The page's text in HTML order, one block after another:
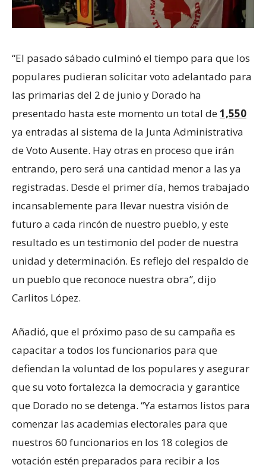
“El pasado sábado culminó el tiempo para que los
populares pudieran solicitar voto adelantado para
las primarias del 2 de junio y Dorado ha
presentado hasta este momento un total de1,550
ya entradas al sistema de la Junta Administrativa
de Voto Ausente. Hay otras en proceso que irán
entrando, pero será una cantidad menor a las ya
registradas. Desde el primer día, hemos trabajado
incansablemente para llevar nuestra visión de
futuro a cada rincón de nuestro pueblo, y este
resultado es un testimonio del poder de nuestra
unidad y determinación. Es reflejo del respaldo de
un pueblo que reconoce nuestra obra”, dijo
Carlitos López.
Añadió, que el próximo paso de su campaña es
capacitar a todos los funcionarios para que
defiendan la voluntad de los populares y asegurar
que su voto fortalezca la democracia y garantice
que Dorado no se detenga. “Ya estamos listos para
comenzar las academias electorales para que
nuestros 60 funcionarios en los 18 colegios de
votación estén preparados para recibir a los